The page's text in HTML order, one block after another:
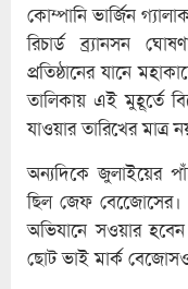
কোম্পানি ভার্জিন
রিচার্ড ব্র্যানসন
প্রতিষ্ঠানের যানে
তালিকায় এই মুহূর্তে
যাওয়ার তারিখের মাত্র
অন্যদিকে জুলাইয়ের
ছিল জেফ বেজেোসের।
অভিযানে সওয়ার
ছোট ভাই মার্ক বেজোসও